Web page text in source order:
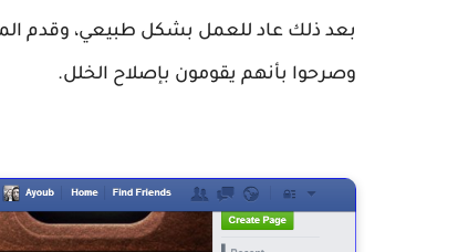
بعد ذلك عاد للعمل بشكل طبيعي، وقدم
وصرحوا بأنهم يقومون بإصلاح الخلل.